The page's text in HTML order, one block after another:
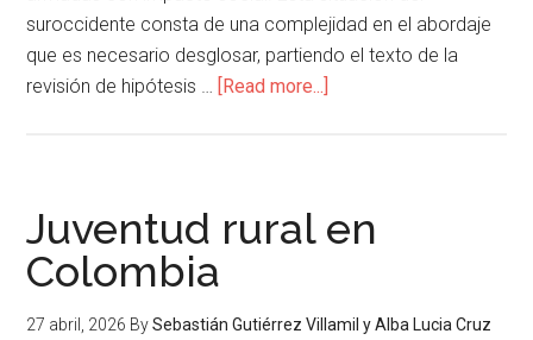
suroccidente consta de una complejidad en el abordaje
que es necesario desglosar, partiendo el texto de la
revisión de hipótesis … [Read more...]
Juventud rural en
Colombia
27 abril, 2026 BySebastián Gutiérrez Villamil y Alba Lucia Cruz